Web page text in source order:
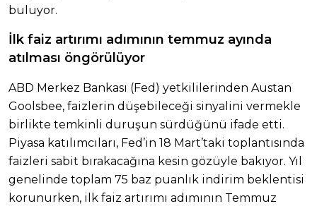
buluyor.
İlk faiz artırımı adımının temmuz ayında
atılması öngörülüyor
ABD Merkez Bankası (Fed) yetkililerinden Austan
Goolsbee, faizlerin düşebileceği sinyalini vermekle
birlikte temkinli duruşun sürdüğünü ifade etti.
Piyasa katılımcıları, Fed’in 18 Mart’taki toplantısında
faizleri sabit bırakacağına kesin gözüyle bakıyor. Yıl
genelinde toplam 75 baz puanlık indirim beklentisi
korunurken, ilk faiz artırımı adımının Temmuz